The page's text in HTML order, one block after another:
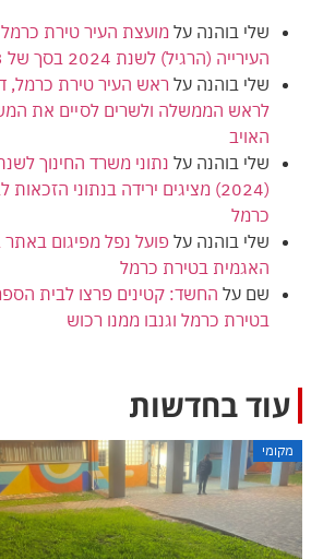
שלי בוהנה על מועצת העיר טירת
העירייה (הרגיל) לשנת 2024 בסך של 303 מיליון ש"ח
שלי בוהנה על ראש העיר טירת כרמל,
לראש הממשלה ולשרים לסיים את
האויב
שלי בוהנה על נתוני משרד החינוך
(2024) מציגים ירידה בנתוני
כרמל
שלי בוהנה על פועל נפל מפיגום באתר
האגמית בטירת כרמל
שם על החשד: קטינים פרצו לבית
בטירת כרמל וגנבו ממנו רכוש
עוד בחדשות
מקומי